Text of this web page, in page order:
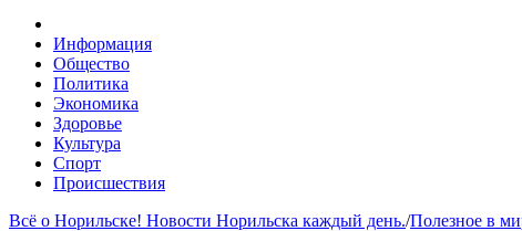
Информация
Общество
Политика
Экономика
Здоровье
Культура
Спорт
Происшествия
Всё о Норильске! Новости Норильска каждый день./Полезное в